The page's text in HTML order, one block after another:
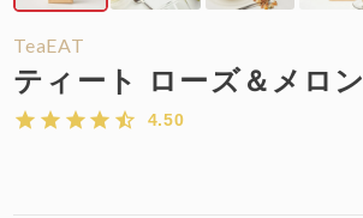
TeaEAT
ティート ローズ＆メロン
4.50